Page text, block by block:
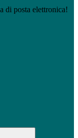
di posta elettronica!